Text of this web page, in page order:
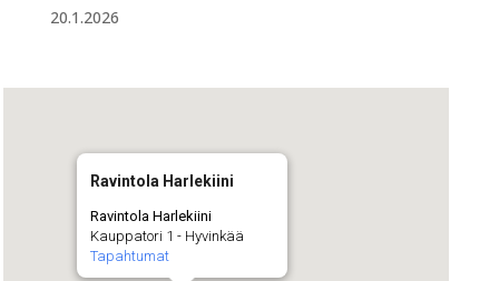
20.1.2026
Ravintola Harlekiini
Ravintola Harlekiini
Kauppatori 1 - Hyvinkää
Tapahtumat